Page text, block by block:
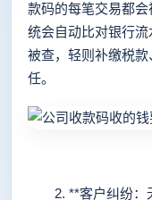
款码的每笔交易都
统会自动比对银行
被查，轻则补缴税
任。
2. **客户纠纷：